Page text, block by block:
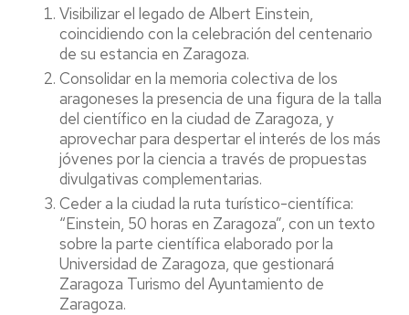
Visibilizar el legado de Albert Einstein,
coincidiendo con la celebración del centenario
de su estancia en Zaragoza.
Consolidar en la memoria colectiva de los
aragoneses la presencia de una figura de la talla
del científico en la ciudad de Zaragoza, y
aprovechar para despertar el interés de los más
jóvenes por la ciencia a través de propuestas
divulgativas complementarias.
Ceder a la ciudad la ruta turístico-científica:
“Einstein, 50 horas en Zaragoza”, con un texto
sobre la parte científica elaborado por la
Universidad de Zaragoza, que gestionará
Zaragoza Turismo del Ayuntamiento de
Zaragoza.